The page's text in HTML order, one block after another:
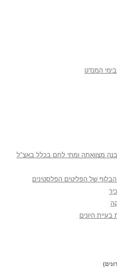
המנדט
מצוואתה ומתי לחם בכלל באצ"ל
של הפליטים הפלסטינים
היונים